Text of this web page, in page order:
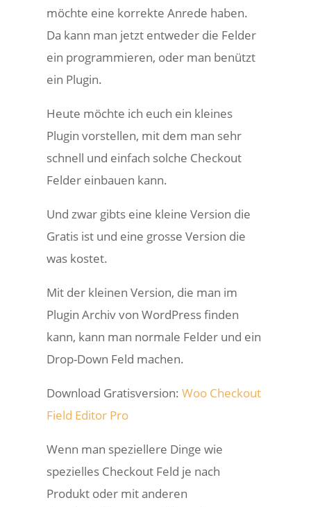
möchte eine korrekte Anrede haben.
Da kann man jetzt entweder die Felder
ein programmieren, oder man benützt
ein Plugin.
Heute möchte ich euch ein kleines
Plugin vorstellen, mit dem man sehr
schnell und einfach solche Checkout
Felder einbauen kann.
Und zwar gibts eine kleine Version die
Gratis ist und eine grosse Version die
was kostet.
Mit der kleinen Version, die man im
Plugin Archiv von WordPress finden
kann, kann man normale Felder und ein
Drop-Down Feld machen.
Download Gratisversion:Woo Checkout
Field Editor Pro
Wenn man speziellere Dinge wie
spezielles Checkout Feld je nach
Produkt oder mit anderen